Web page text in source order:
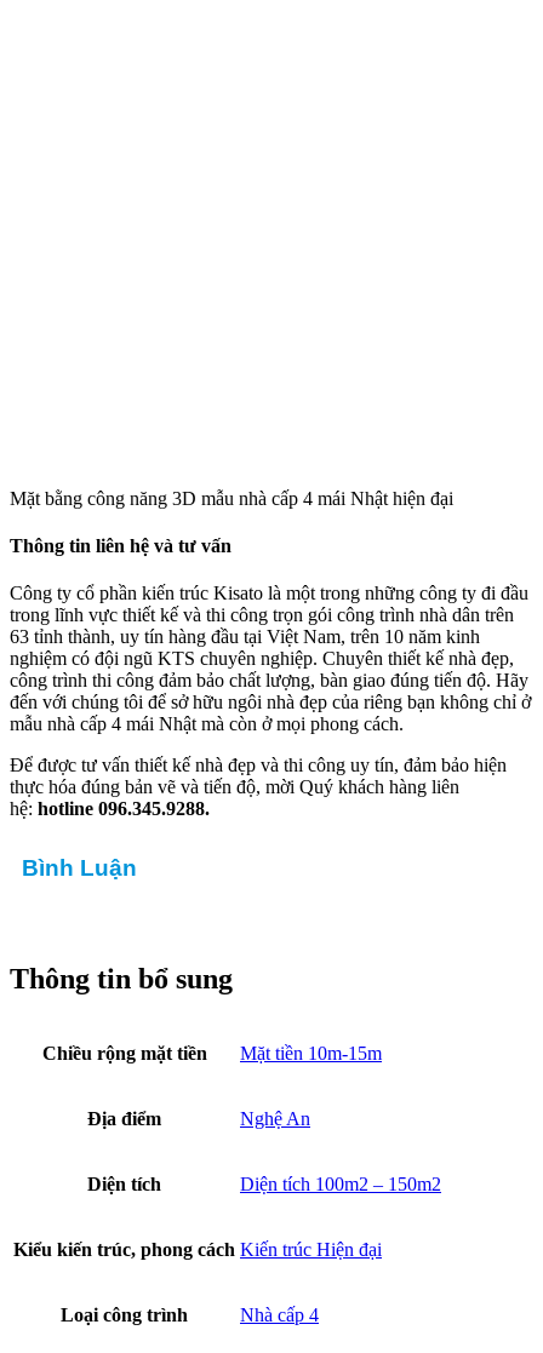
Mặt bằng công năng 3D mẫu nhà cấp 4 mái Nhật hiện đại
Thông tin liên hệ và tư vấn
Công ty cổ phần kiến trúc Kisato là một trong những công ty đi đầu
trong lĩnh vực thiết kế và thi công trọn gói công trình nhà dân trên
63 tỉnh thành, uy tín hàng đầu tại Việt Nam, trên 10 năm kinh
nghiệm có đội ngũ KTS chuyên nghiệp. Chuyên thiết kế nhà đẹp,
công trình thi công đảm bảo chất lượng, bàn giao đúng tiến độ. Hãy
đến với chúng tôi để sở hữu ngôi nhà đẹp của riêng bạn không chỉ ở
mẫu nhà cấp 4 mái Nhật mà còn ở mọi phong cách.
Để được tư vấn thiết kế nhà đẹp và thi công uy tín, đảm bảo hiện
thực hóa đúng bản vẽ và tiến độ, mời Quý khách hàng liên
hệ: hotline 096.345.9288.
Bình Luận
Thông tin bổ sung
Chiều rộng mặt tiền Mặt tiền 10m-15m
Địa điểm Nghệ An
Diện tích Diện tích 100m2 – 150m2
Kiểu kiến trúc, phong cách Kiến trúc Hiện đại
Loại công trình Nhà cấp 4